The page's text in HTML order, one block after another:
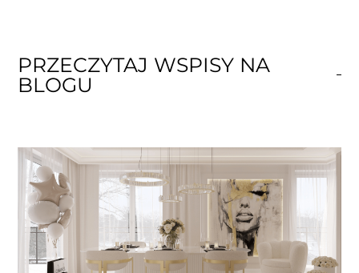
PRZECZYTAJ WSPISY NA
BLOGU